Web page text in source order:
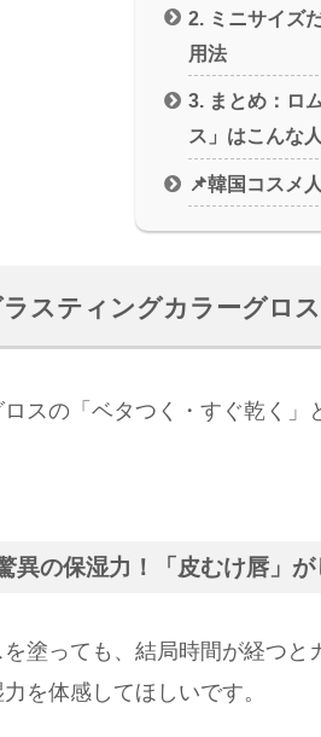
2. ミニサイズ
用法
3. まとめ：ロ
ス」はこんな
📌韓国コスメ
スティングカラーグロ
スの「ベタつく・すぐ乾く」
異の保湿力！「皮むけ唇」が
を塗っても、結局時間が経つ
を体感してほしいです。